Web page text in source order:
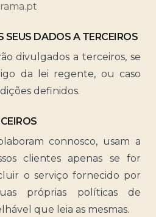
SEUS DADOS A TERCEIROS
divulgados a terceiros, se
da lei regente, ou caso
definidos.
connosco, usam a
clientes apenas se for
o serviço fornecido por
próprias políticas de
que leia as mesmas.